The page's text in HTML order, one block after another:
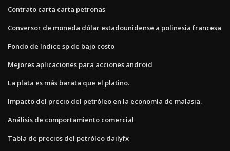
Contrato carta carta petronas
Conversor de moneda dólar estadounidense a polinesia francesa
Fondo de índice sp de bajo costo
Mejores aplicaciones para acciones android
La plata es más barata que el platino.
Impacto del precio del petróleo en la economía de malasia.
Análisis de comportamiento comercial
Tabla de precios del petróleo dailyfx